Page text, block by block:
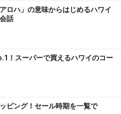
アロハ」の意味からはじめるハワイ
話
！スーパーで買えるハワイのコー
ピング！セール時期を一覧で